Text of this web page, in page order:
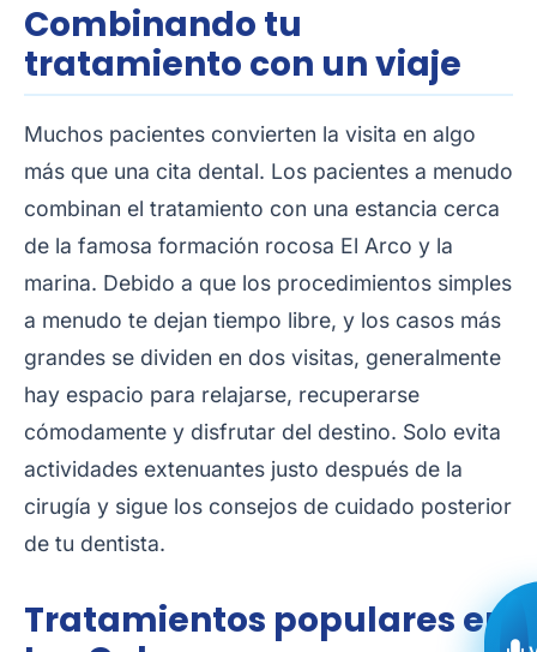
Combinando tu
tratamiento con un viaje
Muchos pacientes convierten la visita en algo
más que una cita dental. Los pacientes a menudo
combinan el tratamiento con una estancia cerca
de la famosa formación rocosa El Arco y la
marina. Debido a que los procedimientos simples
a menudo te dejan tiempo libre, y los casos más
grandes se dividen en dos visitas, generalmente
hay espacio para relajarse, recuperarse
cómodamente y disfrutar del destino. Solo evita
actividades extenuantes justo después de la
cirugía y sigue los consejos de cuidado posterior
de tu dentista.
Tratamientos populares en